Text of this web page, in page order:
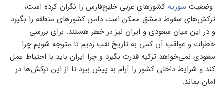
وضعیت سوریه کشورهای عربی خلیج‌فارس را نگران کرده است،
ترکش‌های سقوط دمشق ممکن است دامن کشورهای منطقه را بگیرد
و در این میان سعودی و ایران نیز در خطر هستند. برای بررسی
خطرات و عواقب آن کمی به تاریخ نقب زدیم تا متوجه شویم چرا
سعودی نمی‌خواهد ترکیه قدرت بگیرد و چرا ایران باید با احتیاط عمل
کند و شرایط داخلی کشور را آرام به پیش ببرد تا از این ترکش‌ها در
امان بماند.